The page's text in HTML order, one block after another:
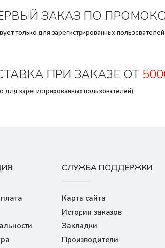
ЗАКАЗ ПО
только для зарегистрированныхпользователей)
ПРИ ЗАКАЗЕ ОТ
для зарегистрированныхпользователей)
СЛУЖБА ПОДДЕРЖКИ
Карта сайта
История заказов
Закладки
Производители